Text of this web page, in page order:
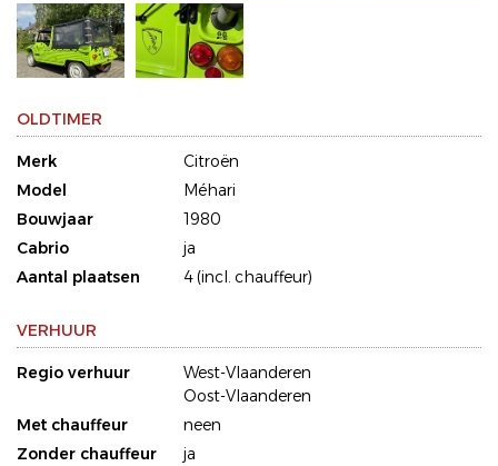
OLDTIMER
Merk
Citroën
Model
Méhari
Bouwjaar
1980
Cabrio
ja
Aantal plaatsen
4 (incl. chauffeur)
VERHUUR
Regio verhuur
West-Vlaanderen
Oost-Vlaanderen
Met chauffeur
neen
Zonder chauffeur
ja